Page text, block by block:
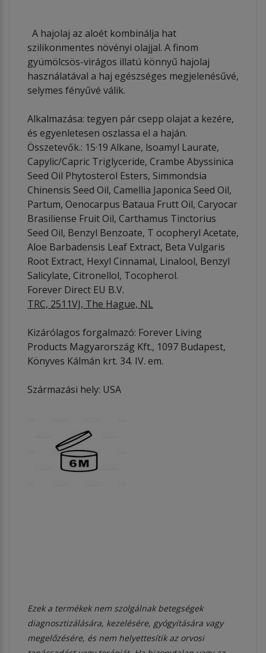
A hajolaj az aloét kombinálja hat
szilikonmentes növényi olajjal. A finom
gyümölcsös-virágos illatú könnyű hajolaj
használatával a haj egészséges megjelenésűvé,
selymes fényűvé válik.
Alkalmazása: tegyen pár csepp olajat a kezére,
és egyenletesen oszlassa el a haján.
Összetevők.: 15·19 Alkane, lsoamyl Laurate,
Capylic/Capric Triglyceride, Crambe Abyssinica
Seed Oil Phytosterol Esters, Simmondsia
Chinensis Seed Oil, Camellia Japonica Seed Oil,
Partum, Oenocarpus Bataua Frutt Oil, Caryocar
Brasiliense Fruit Oil, Carthamus Tinctorius
Seed Oil, Benzyl Benzoate, T ocopheryl Acetate,
Aloe Barbadensis Leaf Extract, Beta Vulgaris
Root Extract, Hexyl Cinnamal, Linalool, Benzyl
Salicylate, Citronellol, Tocopherol.
Forever Direct EU B.V.
TRC, 2511VJ, The Hague, NL
Kizárólagos forgalmazó: Forever Living
Products Magyarország Kft., 1097 Budapest,
Könyves Kálmán krt. 34. IV. em.
Származási hely: USA
Ezek a termékek nem szolgálnak betegségek
diagnosztizálására, kezelésére, gyógyítására vagy
megelőzésére, és nem helyettesítik az orvosi